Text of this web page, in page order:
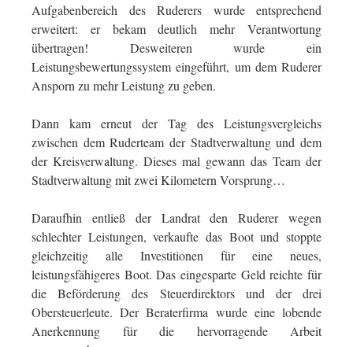
Aufgabenbereich des Ruderers wurde entsprechend
erweitert: er bekam deutlich mehr Verantwortung
übertragen! Desweiteren wurde ein
Leistungsbewertungssystem eingeführt, um dem Ruderer
Ansporn zu mehr Leistung zu geben.
Dann kam erneut der Tag des Leistungsvergleichs
zwischen dem Ruderteam der Stadtverwaltung und dem
der Kreisverwaltung. Dieses mal gewann das Team der
Stadtverwaltung mit zwei Kilometern Vorsprung…
Daraufhin entließ der Landrat den Ruderer wegen
schlechter Leistungen, verkaufte das Boot und stoppte
gleichzeitig alle Investitionen für eine neues,
leistungsfähigeres Boot. Das eingesparte Geld reichte für
die Beförderung des Steuerdirektors und der drei
Obersteuerleute. Der Beraterfirma wurde eine lobende
Anerkennung für die hervorragende Arbeit